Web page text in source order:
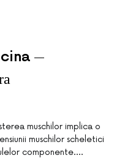
muschilor implica o
muschilor scheletici
componente.…